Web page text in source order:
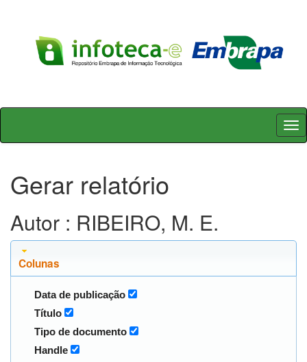
Skip
Gerar relatório
Autor : RIBEIRO, M. E.
Colunas
Data de publicação
Título
Tipo de documento
Handle